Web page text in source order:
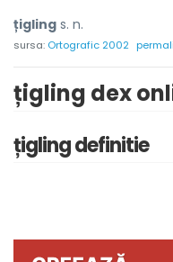
țigling s. n.
sursa: Ortografic 2002
țigling dex
țigling definitie